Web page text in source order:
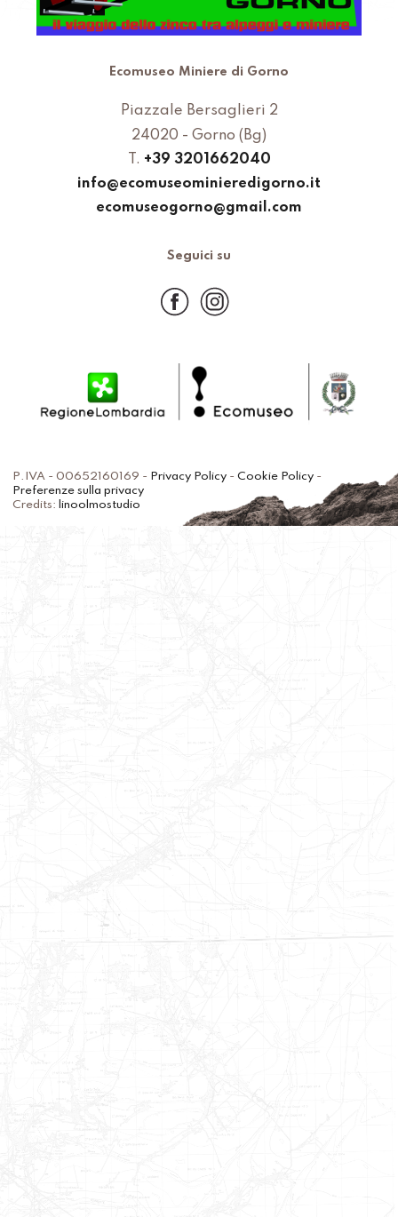
Ecomuseo Miniere di Gorno
Piazzale Bersaglieri 2
24020 - Gorno (Bg)
T. +39 3201662040
info@ecomuseominieredigorno.it
ecomuseogorno@gmail.com
Seguici su
P.IVA - 00652160169 - Privacy Policy -Cookie Policy -
Preferenze sulla privacy
Credits: linoolmostudio